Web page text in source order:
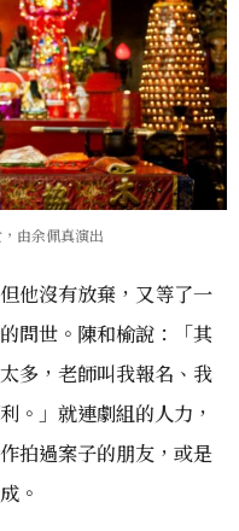
由余佩真演出
他沒有放棄，又等了一
問世。陳和榆說：「其
多，老師叫我報名、我
。」就連劇組的人力，
拍過案子的朋友，或是
。